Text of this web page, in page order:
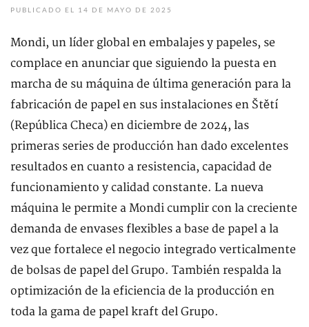
PUBLICADO EL 14 DE MAYO DE 2025
Mondi, un líder global en embalajes y papeles, se
complace en anunciar que siguiendo la puesta en
marcha de su máquina de última generación para la
fabricación de papel en sus instalaciones en Štětí
(República Checa) en diciembre de 2024, las
primeras series de producción han dado excelentes
resultados en cuanto a resistencia, capacidad de
funcionamiento y calidad constante. La nueva
máquina le permite a Mondi cumplir con la creciente
demanda de envases flexibles a base de papel a la
vez que fortalece el negocio integrado verticalmente
de bolsas de papel del Grupo. También respalda la
optimización de la eficiencia de la producción en
toda la gama de papel kraft del Grupo.